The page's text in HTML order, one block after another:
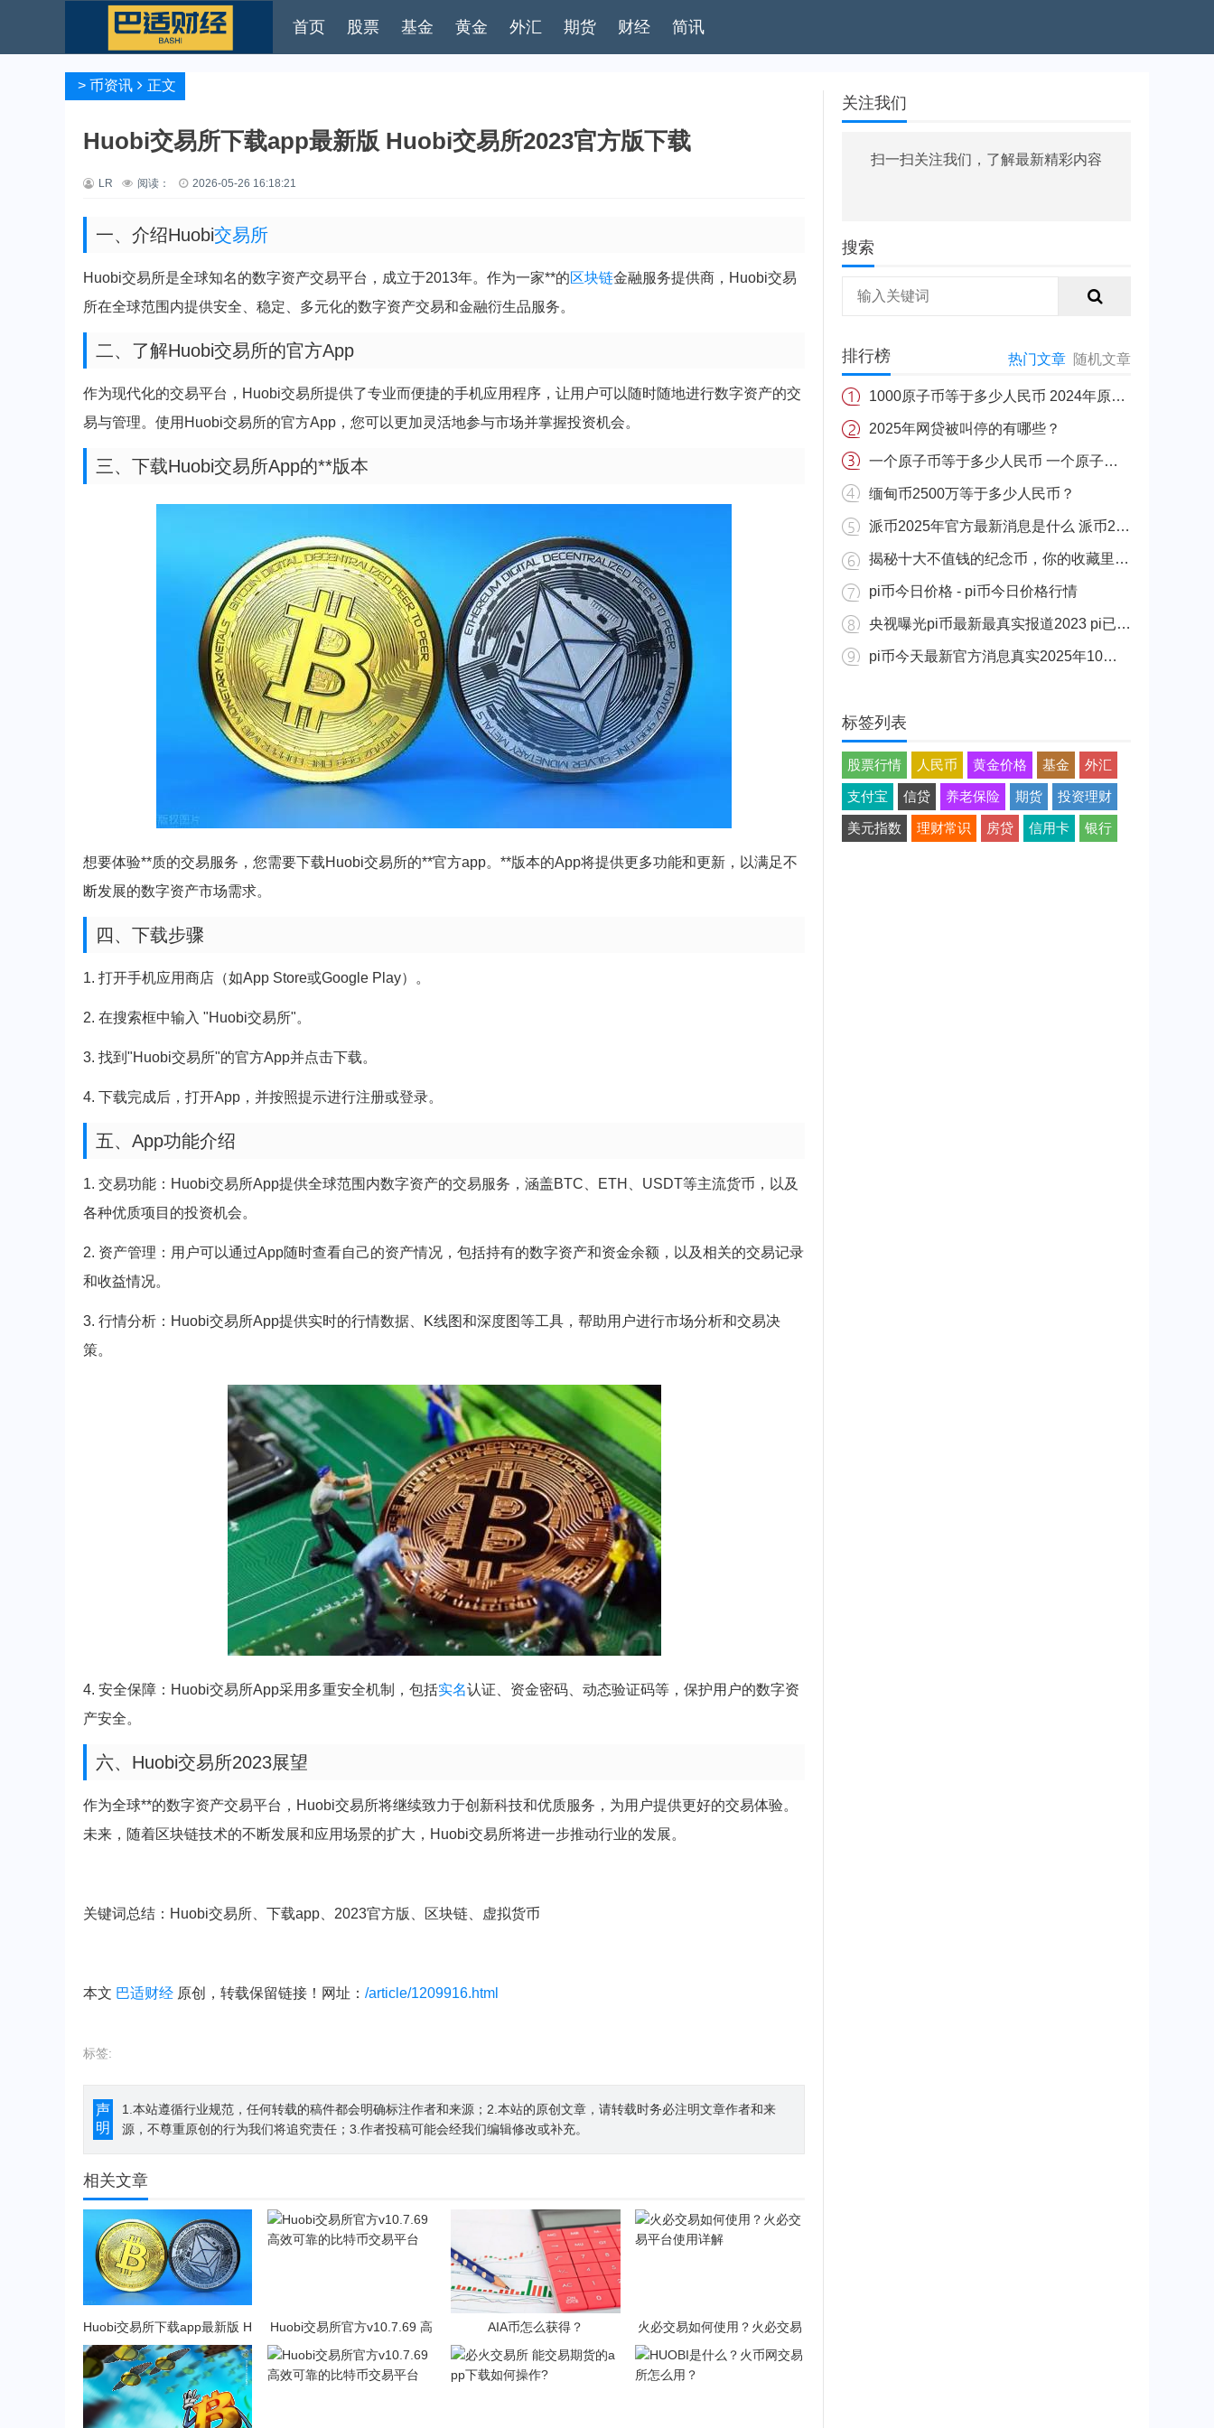
首页 股票 基金 黄金 外汇 期货 财经 简讯
> 币资讯 正文
Huobi交易所下载app最新版 Huobi交易所2023官方版下载
LR 阅读： 2026-05-26 16:18:21
一、介绍Huobi交易所
Huobi交易所是全球知名的数字资产交易平台，成立于2013年。作为一家**的区块链金融服务提供商，Huobi交易
所在全球范围内提供安全、稳定、多元化的数字资产交易和金融衍生品服务。
二、了解Huobi交易所的官方App
作为现代化的交易平台，Huobi交易所提供了专业而便捷的手机应用程序，让用户可以随时随地进行数字资产的交
易与管理。使用Huobi交易所的官方App，您可以更加灵活地参与市场并掌握投资机会。
三、下载Huobi交易所App的**版本
想要体验**质的交易服务，您需要下载Huobi交易所的**官方app。**版本的App将提供更多功能和更新，以满足不
断发展的数字资产市场需求。
四、下载步骤
1. 打开手机应用商店（如App Store或Google Play）。
2. 在搜索框中输入 "Huobi交易所"。
3. 找到"Huobi交易所"的官方App并点击下载。
4. 下载完成后，打开App，并按照提示进行注册或登录。
五、App功能介绍
1. 交易功能：Huobi交易所App提供全球范围内数字资产的交易服务，涵盖BTC、ETH、USDT等主流货币，以及
各种优质项目的投资机会。
2. 资产管理：用户可以通过App随时查看自己的资产情况，包括持有的数字资产和资金余额，以及相关的交易记录
和收益情况。
3. 行情分析：Huobi交易所App提供实时的行情数据、K线图和深度图等工具，帮助用户进行市场分析和交易决
策。
4. 安全保障：Huobi交易所App采用多重安全机制，包括实名认证、资金密码、动态验证码等，保护用户的数字资
产安全。
六、Huobi交易所2023展望
作为全球**的数字资产交易平台，Huobi交易所将继续致力于创新科技和优质服务，为用户提供更好的交易体验。
未来，随着区块链技术的不断发展和应用场景的扩大，Huobi交易所将进一步推动行业的发展。
关键词总结：Huobi交易所、下载app、2023官方版、区块链、虚拟货币
本文 巴适财经 原创，转载保留链接！网址： /article/1209916.html
标签:
声
明
1.本站遵循行业规范，任何转载的稿件都会明确标注作者和来源；2.本站的原创文章，请转载时务必注明文章作者和来
源，不尊重原创的行为我们将追究责任；3.作者投稿可能会经我们编辑修改或补充。
相关文章
Huobi交易所下载app最新版 H
uobi交易所2023官方版下载
Huobi交易所官方v10.7.69 高
AIA币怎么获得？
火必交易如何使用？火必交易
关注我们
扫一扫关注我们，了解最新精彩内容
搜索
排行榜 热门文章 随机文章
1000原子币等于多少人民币 2024年原子币最新价格介绍一览
2025年网贷被叫停的有哪些？
一个原子币等于多少人民币 一个原子币价格介绍
缅甸币2500万等于多少人民币？
派币2025年官方最新消息是什么 派币2025年官方最新消息真实分享
揭秘十大不值钱的纪念币，你的收藏里有吗？
pi币今日价格 - pi币今日价格行情
央视曝光pi币最新最真实报道2023 pi已经成功了是真的吗（假的）
pi币今天最新官方消息真实2025年10月 派币今天最新消息介绍
标签列表
股票行情 人民币 黄金价格 基金 外汇
支付宝 信贷 养老保险 期货 投资理财
美元指数 理财常识 房贷 信用卡 银行